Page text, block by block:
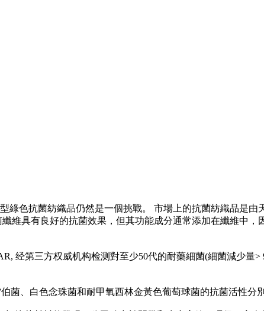
綠色抗菌紡織品仍然是一個挑戰。 市場上的抗菌紡織品是
維具有良好的抗菌效果，但其功能成分通常添加在纖維中
经第三方权威机构检测對至少50代的耐藥細菌(細菌減少量>
、白色念珠菌和耐甲氧西林金黃色葡萄球菌的抗菌活性分別